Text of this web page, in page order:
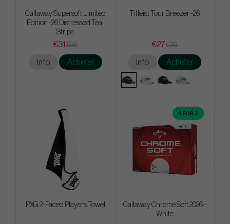
Callaway Supersoft Limited
Edition -26 Distressed Teal
Stripe
€31 €36
Info Acheter
Titleist Tour Breezer -26
€27€36
Info Acheter
PXG 2-Faced Players Towel
4 FOR 3
Callaway Chrome Soft 2026 -
White